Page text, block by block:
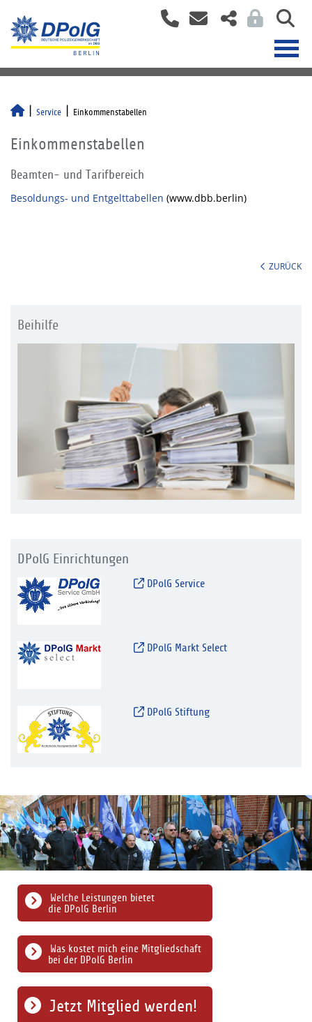
Service Einkommenstabellen
Einkommenstabellen
Beamten- und Tarifbereich
Besoldungs- und Entgelttabellen (www.dbb.berlin)
ZURÜCK
Beihilfe
DPolG Einrichtungen
DPolG Service
DPolG Markt Select
DPolG Stiftung
Was kostet mich eine Mitgliedschaft
bei der DPolG Berlin
Welche Leistungen bietet
die DPolG Berlin
Jetzt Mitglied werden!